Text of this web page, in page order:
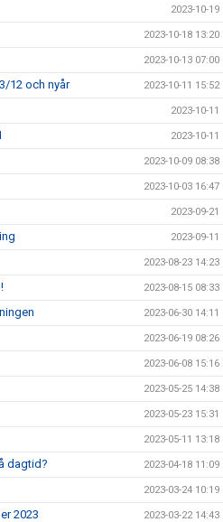
2023-10-19
2023-10-18 13:20
2023-10-13 07:00
12 och nyår 2023-10-11 15:52
2023-10-11
2023-10-11
2023-10-09 08:38
2023-10-03 16:47
2023-09-21
2023-09-11
2023-08-23 14:23
2023-08-15 08:33
2023-06-30 14:11
2023-06-19 08:26
2023-06-08 15:16
2023-05-25 14:38
2023-05-23 15:31
2023-05-11 13:18
dagtid? 2023-04-18 11:09
2023-03-24 10:19
2023 2023-03-22 14:43